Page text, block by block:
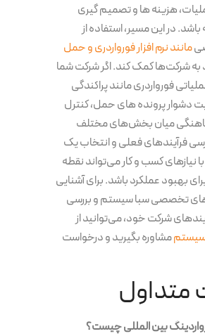
هزینه ها و تصمیم گیری
در این مسیر، استفاده از
مانند نرم افزار فورواردری و حمل
به شرکت‌ها کمک کند. اگر شرکت شما
فورواردری مانند پراکندگی
دشوار پرونده های حمل، کنترل
میان بخش‌های مختلف
فرآیندهای فعلی و انتخاب یک
نیازهای کسب و کار می‌تواند نقطه
بهبود عملکرد باشد. برای آشنایی
تخصصی سبا سیستم و بررسی
شرکت خود، می‌توانید از
سیستممشاوره بگیرید و درخواست
متداول
بین المللی چیست؟